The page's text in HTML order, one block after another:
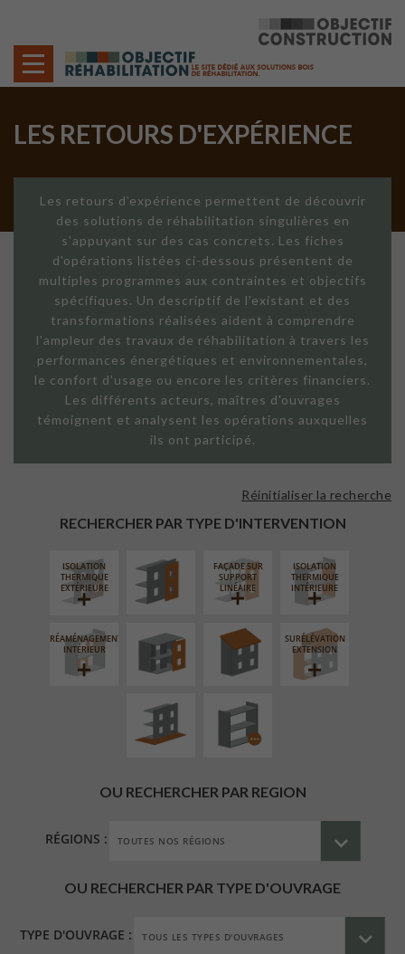
LES RETOURS D'EXPÉRIENCE
Les retours d'expérience permettent de découvrir
des solutions de réhabilitation singulières en
s'appuyant sur des cas concrets. Les fiches
d'opérations listées ci-dessous présentent de
multiples programmes aux contraintes et objectifs
spécifiques. Un descriptif de l'existant et des
transformations réalisées aident à comprendre
l'ampleur des travaux de réhabilitation à travers les
performances énergétiques et environnementales,
le confort d'usage ou encore les critères financiers.
Les différents acteurs, maîtres d'ouvrages
témoignent et analysent les opérations auxquelles
ils ont participé.
RECHERCHER PAR TYPE D'INTERVENTION
Réinitialiser la recherche
ISOLATION
THERMIQUE
EXTÉRIEURE
FAÇADE SUR
SUPPORT
LINÉAIRE
ISOLATION
THERMIQUE
INTÉRIEURE
RÉAMÉNAGEMENT
INTÉRIEUR
FERMETURE
LOGGIAS
RÉFECTION DES
TOITURES
SURÉLÉVATION
EXTENSION
AMÉNAGEMENT
EXTÉRIEUR
PROCÉDÉ
PARTICULIER
OU RECHERCHER PAR REGION
RÉGIONS :
OU RECHERCHER PAR TYPE D'OUVRAGE
TYPE D'OUVRAGE :